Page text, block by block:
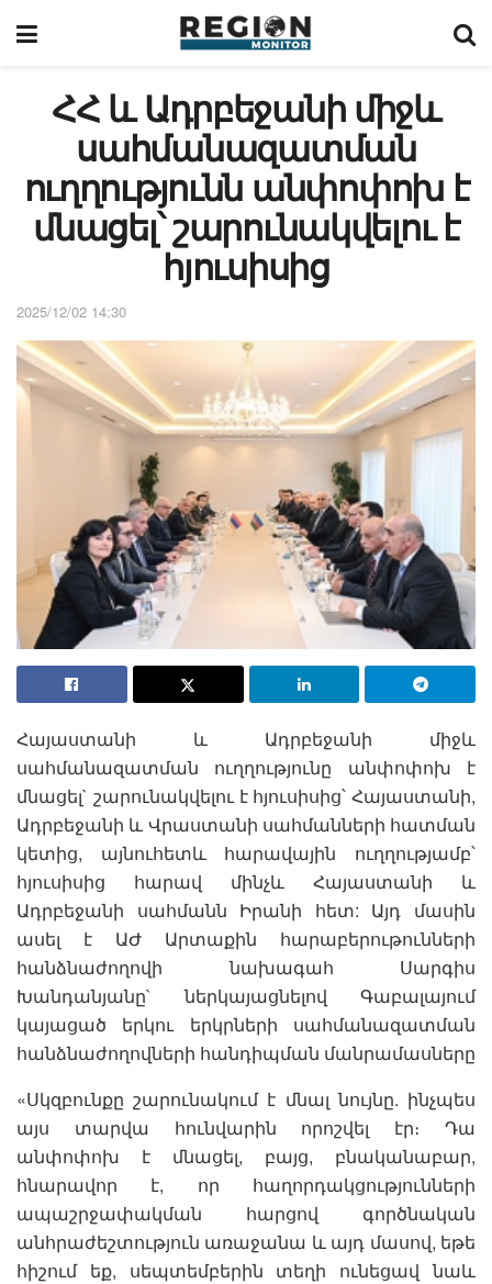
ՀՀ և Ադրբեջանի միջև
սահմանազատման
ուղղությունն անփոփոխ է
մնացել՝ շարունակվելու է
հյուսիսից
2025/12/02 14:30
Հայաստանի և Ադրբեջանի միջև
սահմանազատման ուղղությունը անփոփոխ է
մնացել` շարունակվելու է հյուսիսից՝ Հայաստանի,
Ադրբեջանի և Վրաստանի սահմանների հատման
կետից, այնուհետև հարավային ուղղությամբ՝
հյուսիսից հարավ մինչև Հայաստանի և
Ադրբեջանի սահմանն Իրանի հետ: Այդ մասին
ասել է ԱԺ Արտաքին հարաբերութունների
հանձնաժողովի նախագահ Սարգիս
Խանդանյանը` ներկայացնելով Գաբալայում
կայացած երկու երկրների սահմանազատման
հանձնաժողովների հանդիպման մանրամասները
«Սկզբունքը շարունակում է մնալ նույնը. ինչպես
այս տարվա հունվարին որոշվել էր։ Դա
անփոփոխ է մնացել, բայց, բնականաբար,
հնարավոր է, որ հաղորդակցությունների
ապաշրջափակման հարցով գործնական
անհրաժեշտություն առաջանա և այդ մասով, եթե
հիշում եք, սեպտեմբերին տեղի ունեցավ նաև